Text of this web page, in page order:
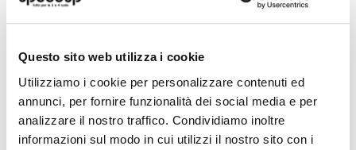
Questo sito web utilizza i cookie
Utilizziamo i cookie per personalizzare contenuti ed
annunci, per fornire funzionalità dei social media e per
analizzare il nostro traffico. Condividiamo inoltre
informazioni sul modo in cui utilizzi il nostro sito con i
9,90 € 14,85 €